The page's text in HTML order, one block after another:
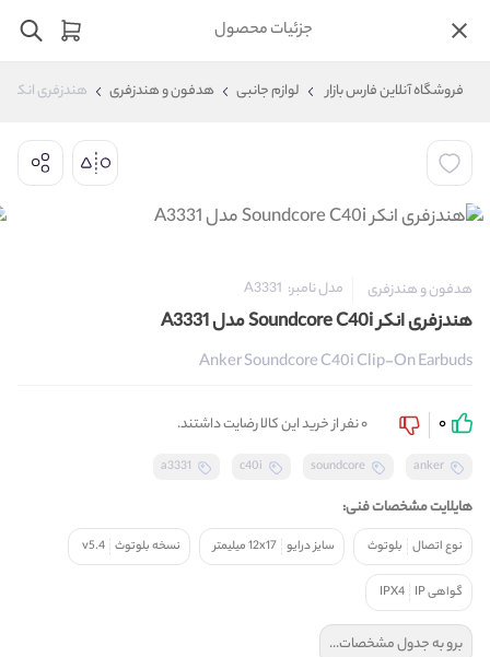
جزئیات محصول
فروشگاه آنلاین فارس بازار لوازم جانبی هدفون و هندزفری هندزفری انکر Soundcore C40i مدل A3331
هدفون و هندزفری مدل نامبر: A3331
هندزفری انکر Soundcore C40i مدل A3331
Anker Soundcore C40i Clip-On Earbuds
0 0 نفر از خرید این کالا رضایت داشتند.
anker
soundcore
c40i
a3331
هایلایت مشخصات فنی:
نوع اتصال بلوتوث سایز درایو 12x17 میلیمتر نسخه بلوتوث v5.4
گواهی IP IPX4
برو به جدول مشخصات...